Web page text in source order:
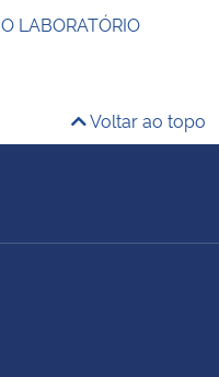
LABORATÓRIO
Voltar ao topo